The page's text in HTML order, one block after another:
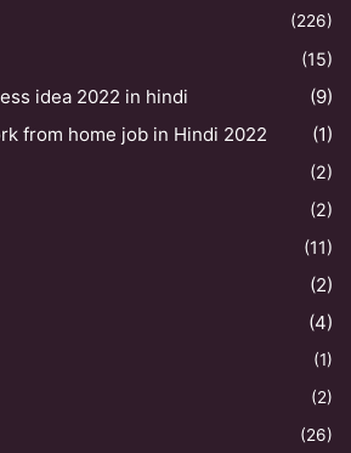
(226)
(15)
idea 2022 in hindi
(9)
from home job in Hindi 2022
(1)
(2)
(2)
(11)
(2)
(4)
(1)
(2)
(26)